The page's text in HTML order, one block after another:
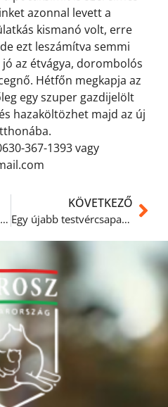
azonnal levett a
kismanó volt, erre
ezt leszámítva semmi
az étvágya, dorombolós
Hétfőn megkapja az
egy szuper gazdijelölt
hazaköltözhet majd az új
367-1393 vagy
Beszámoló egy nagyon régen gazdisodott védencünkről
KÖVETKEZŐ
Egy újabb testvércsapat a cicaoviban